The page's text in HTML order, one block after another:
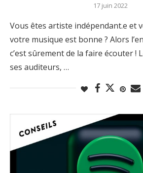
17 juin 2022
Vous êtes artiste indépendant.e et
votre musique est bonne ? Alors
c’est sûrement de la faire écouter !
ses auditeurs, …